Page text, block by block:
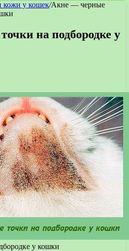
кожи у кошек/Акне — черные
на подбородке у
у кошки